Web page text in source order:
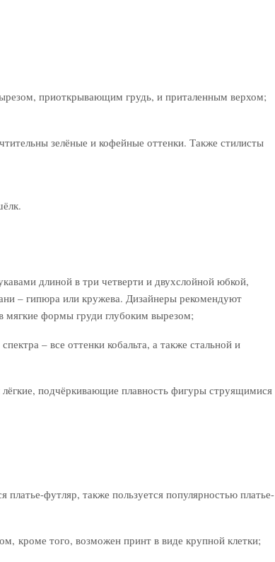
приоткрывающим грудь, и приталенным верхом;
зелёные и кофейные оттенки. Также стилисты
длиной в три четверти и двухслойной юбкой,
– гипюра или кружева. Дизайнеры рекомендуют
мягкие формы груди глубоким вырезом;
– все оттенки кобальта, а также стальной и
подчёркивающие плавность фигуры струящимися
футляр, также пользуется популярностью платье-
кроме того, возможен принт в виде крупной клетки;